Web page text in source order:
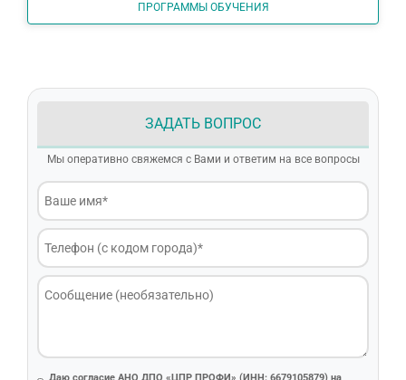
ПРОГРАММЫ ОБУЧЕНИЯ
ЗАДАТЬ ВОПРОС
Мы оперативно свяжемся с Вами и ответим на все вопросы